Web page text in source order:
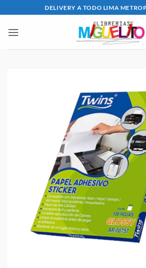
al
contenido
DELIVERY A TODO LIMA